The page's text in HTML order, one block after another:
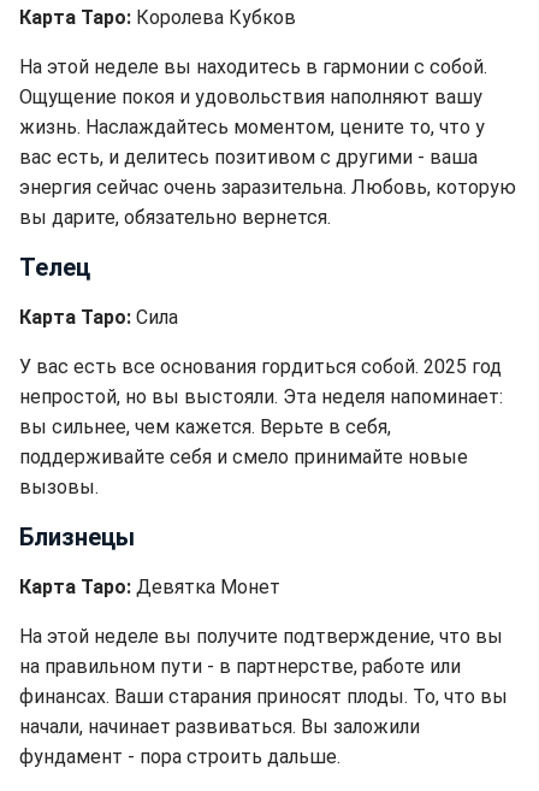
Карта Таро: Королева Кубков
На этой неделе вы находитесь в гармонии с собой.
Ощущение покоя и удовольствия наполняют вашу
жизнь. Наслаждайтесь моментом, цените то, что у
вас есть, и делитесь позитивом с другими - ваша
энергия сейчас очень заразительна. Любовь, которую
вы дарите, обязательно вернется.
Телец
Карта Таро: Сила
У вас есть все основания гордиться собой. 2025 год
непростой, но вы выстояли. Эта неделя напоминает:
вы сильнее, чем кажется. Верьте в себя,
поддерживайте себя и смело принимайте новые
вызовы.
Близнецы
Карта Таро: Девятка Монет
На этой неделе вы получите подтверждение, что вы
на правильном пути - в партнерстве, работе или
финансах. Ваши старания приносят плоды. То, что вы
начали, начинает развиваться. Вы заложили
фундамент - пора строить дальше.